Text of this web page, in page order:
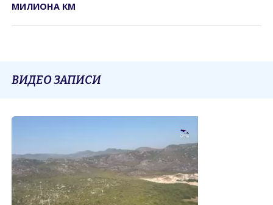
МИЛИОНА КМ
ВИДЕО ЗАПИСИ